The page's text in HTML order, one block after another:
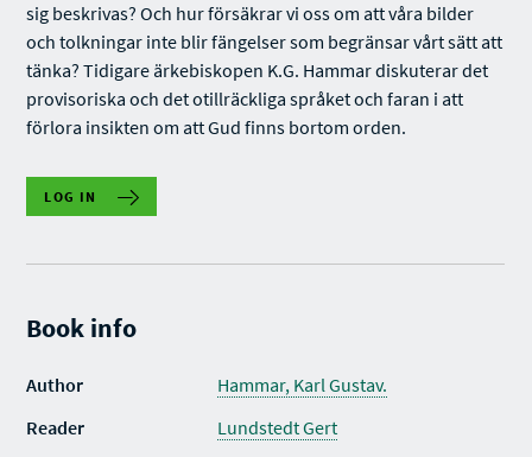
sig beskrivas? Och hur försäkrar vi oss om att våra bilder
och tolkningar inte blir fängelser som begränsar vårt sätt att
tänka? Tidigare ärkebiskopen K.G. Hammar diskuterar det
provisoriska och det otillräckliga språket och faran i att
förlora insikten om att Gud finns bortom orden.
LOG IN
Book info
Author
Hammar, Karl Gustav.
Reader
Lundstedt Gert